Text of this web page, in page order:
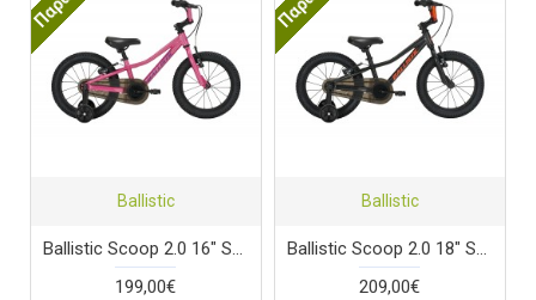
Ballistic
Ballistic Scoop 2.0 16" Stellar Pink
199,00€
Ballistic
Ballistic Scoop 2.0 18" Stardust Black
209,00€